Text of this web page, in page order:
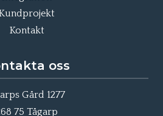
Kontakt
oss
Gård 1277
75 Tågarp